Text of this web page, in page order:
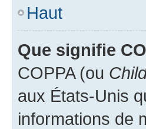
Haut
Que signifie
COPPA (ou
aux États-Unis
informations de